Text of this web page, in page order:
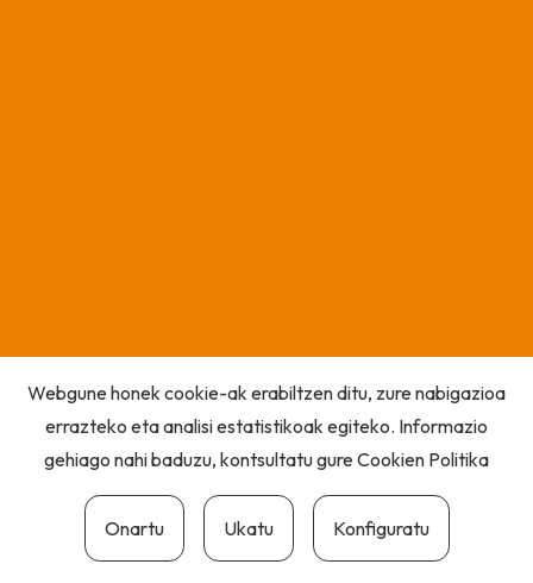
Webgune honek cookie-ak erabiltzen ditu, zure nabigazioa
errazteko eta analisi estatistikoak egiteko. Informazio
gehiago nahi baduzu, kontsultatu gureCookien Politika
Onartu Ukatu Konfiguratu